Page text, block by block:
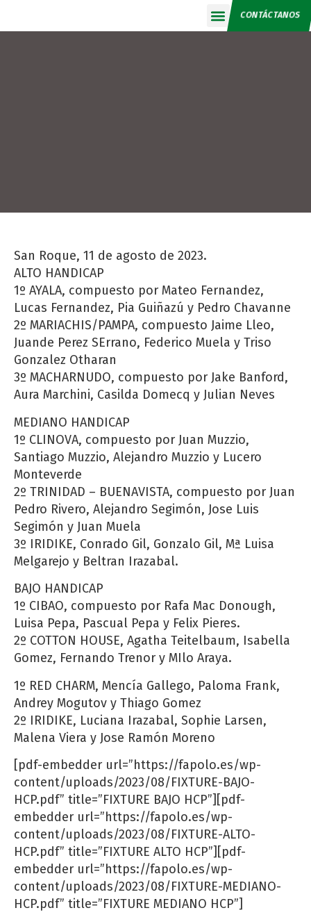
CONTÁCTANOS
San Roque, 11 de agosto de 2023.
ALTO HANDICAP
1º AYALA, compuesto por Mateo Fernandez,
Lucas Fernandez, Pia Guiñazú y Pedro Chavanne
2º MARIACHIS/PAMPA, compuesto Jaime Lleo,
Juande Perez SErrano, Federico Muela y Triso
Gonzalez Otharan
3º MACHARNUDO, compuesto por Jake Banford,
Aura Marchini, Casilda Domecq y Julian Neves
MEDIANO HANDICAP
1º CLINOVA, compuesto por Juan Muzzio,
Santiago Muzzio, Alejandro Muzzio y Lucero
Monteverde
2º TRINIDAD – BUENAVISTA, compuesto por Juan
Pedro Rivero, Alejandro Segimón, Jose Luis
Segimón y Juan Muela
3º IRIDIKE, Conrado Gil, Gonzalo Gil, Mª Luisa
Melgarejo y Beltran Irazabal.
BAJO HANDICAP
1º CIBAO, compuesto por Rafa Mac Donough,
Luisa Pepa, Pascual Pepa y Felix Pieres.
2º COTTON HOUSE, Agatha Teitelbaum, Isabella
Gomez, Fernando Trenor y MIlo Araya.
1º RED CHARM, Mencía Gallego, Paloma Frank,
Andrey Mogutov y Thiago Gomez
2º IRIDIKE, Luciana Irazabal, Sophie Larsen,
Malena Viera y Jose Ramón Moreno
[pdf-embedder url=”https://fapolo.es/wp-
content/uploads/2023/08/FIXTURE-BAJO-
HCP.pdf” title=”FIXTURE BAJO HCP”][pdf-
embedder url=”https://fapolo.es/wp-
content/uploads/2023/08/FIXTURE-ALTO-
HCP.pdf” title=”FIXTURE ALTO HCP”][pdf-
embedder url=”https://fapolo.es/wp-
content/uploads/2023/08/FIXTURE-MEDIANO-
HCP.pdf” title=”FIXTURE MEDIANO HCP”]